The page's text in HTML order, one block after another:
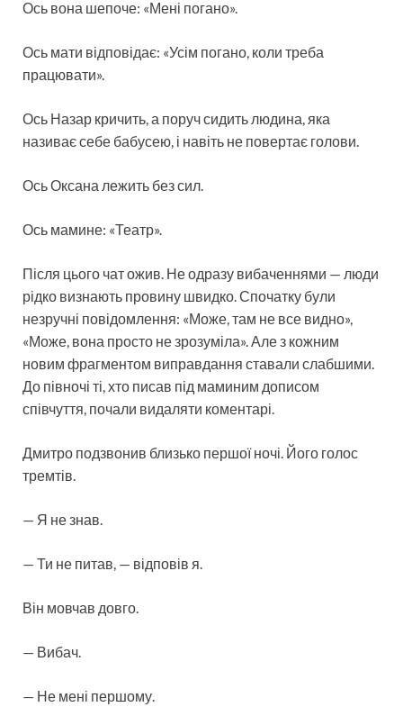
Ось вона шепоче: «Мені погано».
Ось мати відповідає: «Усім погано, коли треба
працювати».
Ось Назар кричить, а поруч сидить людина, яка
називає себе бабусею, і навіть не повертає голови.
Ось Оксана лежить без сил.
Ось мамине: «Театр».
Після цього чат ожив. Не одразу вибаченнями — люди
рідко визнають провину швидко. Спочатку були
незручні повідомлення: «Може, там не все видно»,
«Може, вона просто не зрозуміла». Але з кожним
новим фрагментом виправдання ставали слабшими.
До півночі ті, хто писав під маминим дописом
співчуття, почали видаляти коментарі.
Дмитро подзвонив близько першої ночі. Його голос
тремтів.
— Я не знав.
— Ти не питав, — відповів я.
Він мовчав довго.
— Вибач.
— Не мені першому.